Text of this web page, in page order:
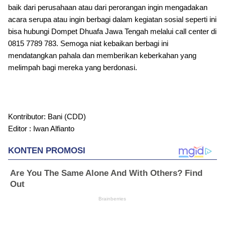
baik dari perusahaan atau dari perorangan ingin mengadakan
acara serupa atau ingin berbagi dalam kegiatan sosial seperti ini
bisa hubungi Dompet Dhuafa Jawa Tengah melalui call center di
0815 7789 783. Semoga niat kebaikan berbagi ini
mendatangkan pahala dan memberikan keberkahan yang
melimpah bagi mereka yang berdonasi.
Kontributor: Bani (CDD)
Editor : Iwan Alfianto